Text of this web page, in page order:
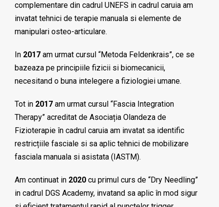
complementare din cadrul UNEFS in cadrul caruia am
invatat tehnici de terapie manuala si elemente de
manipulari osteo-articulare.
In 2017 am urmat cursul “Metoda Feldenkrais”, ce se
bazeaza pe principiile fizicii si biomecanicii,
necesitand o buna intelegere a fiziologiei umane.
Tot in 2017 am urmat cursul “Fascia Integration
Therapy” acreditat de Asociația Olandeza de
Fizioterapie în cadrul caruia am invatat sa identific
restricțiile fasciale si sa aplic tehnici de mobilizare
fasciala manuala si asistata (IASTM).
Am continuat in 2020 cu primul curs de “Dry Needling”
in cadrul DGS Academy, invatand sa aplic în mod sigur